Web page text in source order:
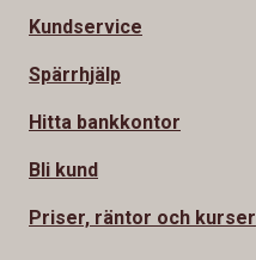
Kundservice
Spärrhjälp
Hitta bankkontor
Bli kund
Priser, räntor och kurser